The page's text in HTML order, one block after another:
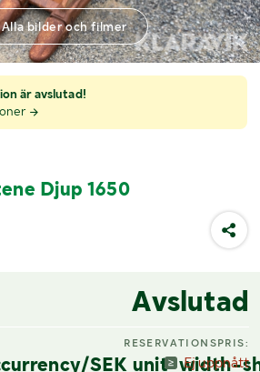
är avslutad!
Djup 1650
Alla bilder och filmer
Avslutad
SEK unit-width-
RESERVATIONSPRIS:
Ej uppnått